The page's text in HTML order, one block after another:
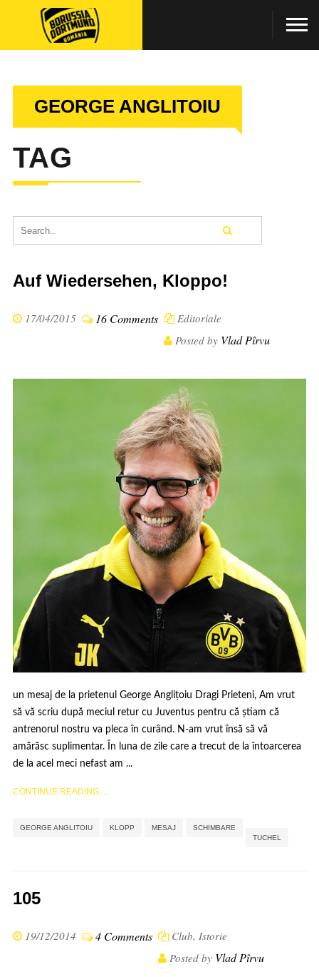
GEORGE ANGLITOIU
TAG
Auf Wiedersehen, Kloppo!
17/04/2015 16 Comments
Editoriale
Posted by Vlad Pîrvu
un mesaj de la prietenul George Anglițoiu Dragi Prieteni, Am vrut
să vă scriu după meciul retur cu Juventus pentru că știam că
antrenorul nostru va pleca în curând. N-am vrut însă să vă
amărăsc suplimentar. În luna de zile care a trecut de la întoarcerea
de la acel meci nefast am ...
CONTINUE READING ...
GEORGE ANGLITOIU KLOPP MESAJ SCHIMBARE
TUCHEL
105
19/12/2014 4 Comments Club, Istorie
Posted by Vlad Pîrvu